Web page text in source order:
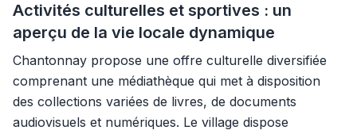
Activités culturelles et sportives : un
aperçu de la vie locale dynamique
Chantonnay propose une offre culturelle diversifiée
comprenant une médiathèque qui met à disposition
des collections variées de livres, de documents
audiovisuels et numériques. Le village dispose